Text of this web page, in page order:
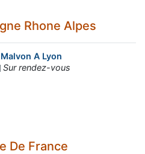
Rhone Alpes
A Lyon
Sur rendez-vous
De France